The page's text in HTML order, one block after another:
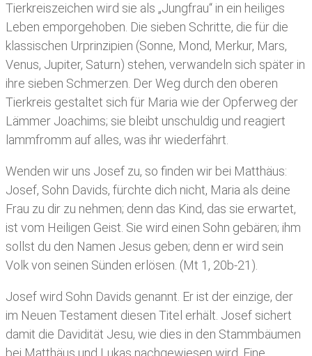
Tierkreiszeichen wird sie als „Jungfrau“ in ein heiliges
Leben emporgehoben. Die sieben Schritte, die für die
klassischen Urprinzipien (Sonne, Mond, Merkur, Mars,
Venus, Jupiter, Saturn) stehen, verwandeln sich später in
ihre sieben Schmerzen. Der Weg durch den oberen
Tierkreis gestaltet sich für Maria wie der Opferweg der
Lämmer Joachims; sie bleibt unschuldig und reagiert
lammfromm auf alles, was ihr wiederfährt.
Wenden wir uns Josef zu, so finden wir bei Matthäus:
Josef, Sohn Davids, fürchte dich nicht, Maria als deine
Frau zu dir zu nehmen; denn das Kind, das sie erwartet,
ist vom Heiligen Geist. Sie wird einen Sohn gebären; ihm
sollst du den Namen Jesus geben; denn er wird sein
Volk von seinen Sünden erlösen. (Mt 1, 20b-21).
Josef wird Sohn Davids genannt. Er ist der einzige, der
im Neuen Testament diesen Titel erhält. Josef sichert
damit die Davidität Jesu, wie dies in den Stammbäumen